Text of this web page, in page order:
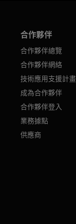
合作夥伴
合作夥伴總覽
合作夥伴網絡
技術應用支援計畫
成為合作夥伴
合作夥伴登入
業務據點
供應商